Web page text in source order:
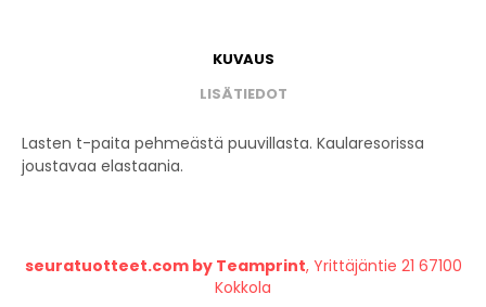
KUVAUS
LISÄTIEDOT
Lasten t-paita pehmeästä puuvillasta. Kaularesorissa
joustavaa elastaania.
seuratuotteet.com by Teamprint, Yrittäjäntie 21 67100
Kokkola